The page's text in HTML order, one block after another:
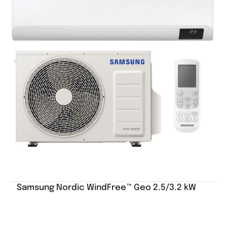
Samsung Nordic WindFree™ Geo 2.5/3.2 kW